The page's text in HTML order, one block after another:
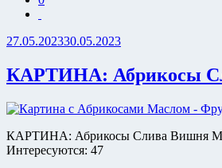
Опубликовано
27.05.202330.05.2023
КАРТИНА: Абрикосы
КАРТИНА: Абрикосы Слива Вишня
Интересуются: 47